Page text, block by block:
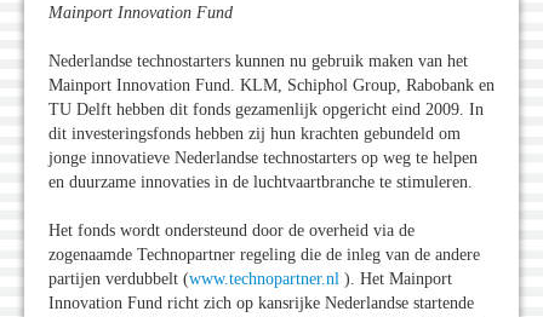
Mainport Innovation Fund
Nederlandse technostarters kunnen nu gebruik maken van het
Mainport Innovation Fund. KLM, Schiphol Group, Rabobank en
TU Delft hebben dit fonds gezamenlijk opgericht eind 2009. In
dit investeringsfonds hebben zij hun krachten gebundeld om
jonge innovatieve Nederlandse technostarters op weg te helpen
en duurzame innovaties in de luchtvaartbranche te stimuleren.
Het fonds wordt ondersteund door de overheid via de
zogenaamde Technopartner regeling die de inleg van de andere
partijen verdubbelt (www.technopartner.nl ). Het Mainport
Innovation Fund richt zich op kansrijke Nederlandse startende